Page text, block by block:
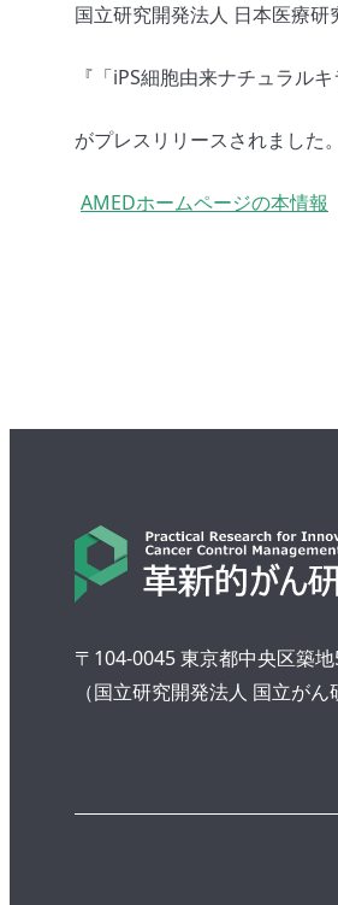
国立研究開発法人 日本医療研
『「iPS細胞由来ナチュラル
がプレスリリースされました。
AMEDホームページの本情報
〒104-0045 東京都中央区築地
（国立研究開発法人 国立がん